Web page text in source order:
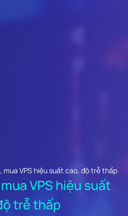
mua VPS hiệu suất cao, độ trễ thấp
VPS hiệu suất
trễ thấp